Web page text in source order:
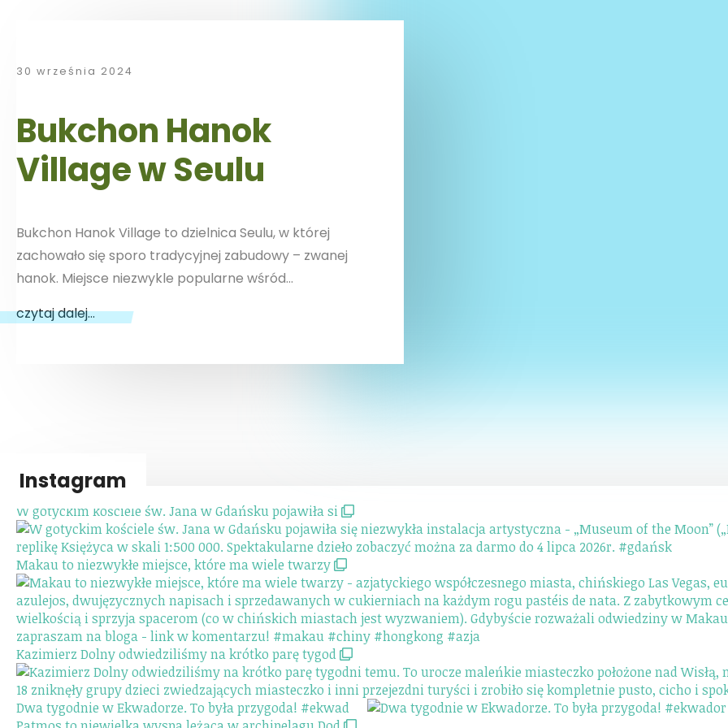
30 września 2024
Bukchon Hanok
Village w Seulu
Bukchon Hanok Village to dzielnica Seulu, w której
zachowało się sporo tradycyjnej zabudowy – zwanej
hanok. Miejsce niezwykle popularne wśród…
czytaj dalej...
Instagram
W gotyckim kościele św. Jana w Gdańsku pojawiła si
Makau to niezwykłe miejsce, które ma wiele twarzy
Kazimierz Dolny odwiedziliśmy na krótko parę tygod
Dwa tygodnie w Ekwadorze. To była przygoda! #ekwad